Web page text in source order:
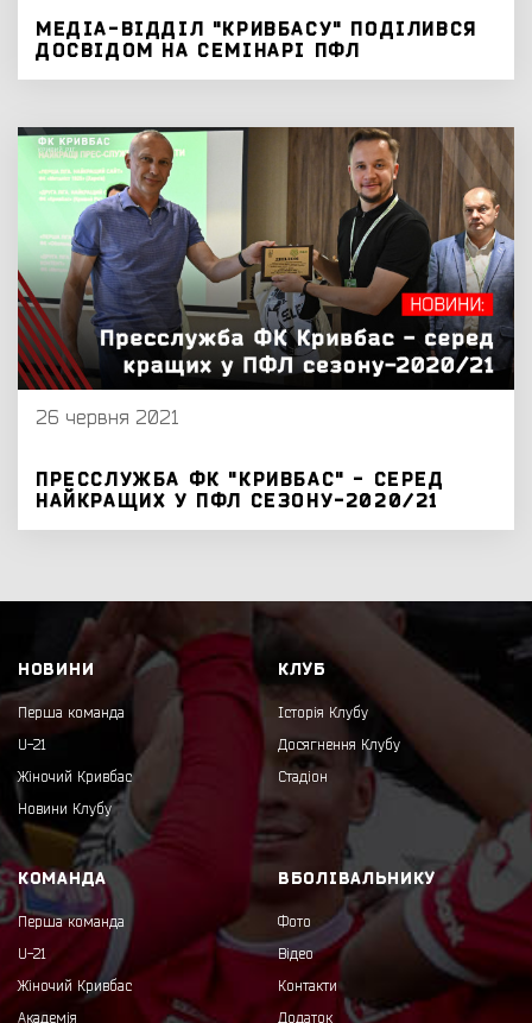
МЕДІА-ВІДДІЛ "КРИВБАСУ" ПОДІЛИВСЯ
ДОСВІДОМ НА СЕМІНАРІ ПФЛ
26 червня 2021
ПРЕССЛУЖБА ФК "КРИВБАС" - СЕРЕД
НАЙКРАЩИХ У ПФЛ СЕЗОНУ-2020/21
НОВИНИ
Перша команда
U-21
Жіночий Кривбас
Новини Клубу
КЛУБ
Історія Клубу
Досягнення Клубу
Стадіон
КОМАНДА
Перша команда
U-21
Жіночий Кривбас
Академія
ВБОЛІВАЛЬНИКУ
Фото
Відео
Контакти
Додаток